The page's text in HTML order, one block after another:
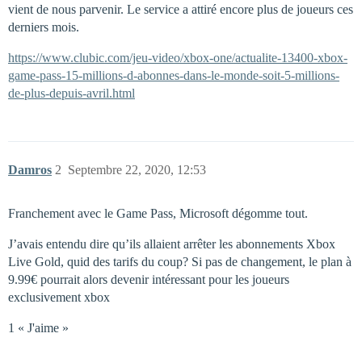
vient de nous parvenir. Le service a attiré encore plus de joueurs ces
derniers mois.
https://www.clubic.com/jeu-video/xbox-one/actualite-13400-xbox-
game-pass-15-millions-d-abonnes-dans-le-monde-soit-5-millions-
de-plus-depuis-avril.html
Damros Septembre 22, 2020, 12:53
2
Franchement avec le Game Pass, Microsoft dégomme tout.
J’avais entendu dire qu’ils allaient arrêter les abonnements Xbox
Live Gold, quid des tarifs du coup? Si pas de changement, le plan à
9.99€ pourrait alors devenir intéressant pour les joueurs
exclusivement xbox
1 « J'aime »